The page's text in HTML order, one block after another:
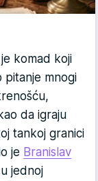
komad koji
pitanje mnogi
da igraju
tankoj granici
je Branislav
jednoj